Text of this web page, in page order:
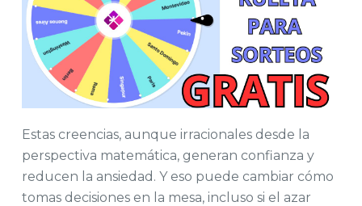
Estas creencias, aunque irracionales desde la
perspectiva matemática, generan confianza y
reducen la ansiedad. Y eso puede cambiar cómo
tomas decisiones en la mesa, incluso si el azar